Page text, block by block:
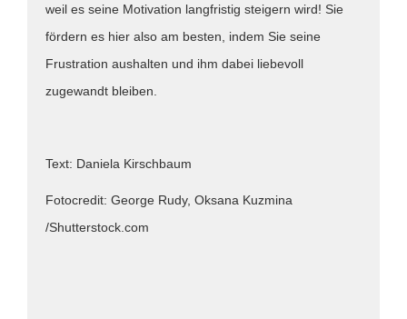
weil es seine Motivation langfristig steigern wird! Sie
fördern es hier also am besten, indem Sie seine
Frustration aushalten und ihm dabei liebevoll
zugewandt bleiben.
Text: Daniela Kirschbaum
Fotocredit: George Rudy, Oksana Kuzmina
/Shutterstock.com